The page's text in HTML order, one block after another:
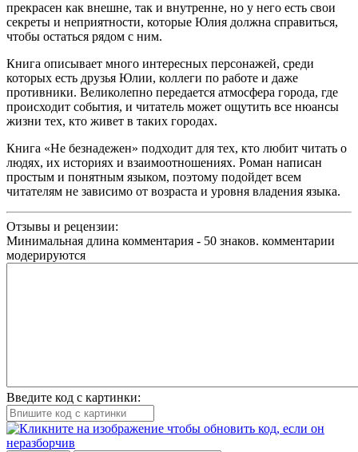
прекрасен как внешне, так и внутренне, но у него есть свои
секреты и неприятности, которые Юлия должна справиться,
чтобы остаться рядом с ним.
Книга описывает много интересных персонажей, среди
которых есть друзья Юлии, коллеги по работе и даже
противники. Великолепно передается атмосфера города, где
происходит события, и читатель может ощутить все нюансы
жизни тех, кто живет в таких городах.
Книга «Не безнадежен» подходит для тех, кто любит читать о
людях, их историях и взаимоотношениях. Роман написан
простым и понятным языком, поэтому подойдет всем
читателям не зависимо от возраста и уровня владения языка.
Отзывы и рецензии:
Минимальная длина комментария - 50 знаков. комментарии
модерируются
Введите код с картинки: